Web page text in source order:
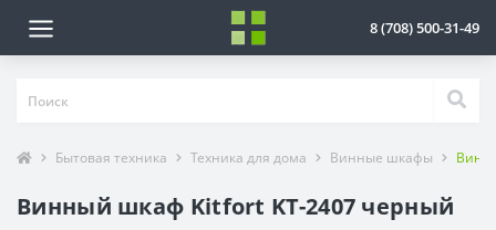
8 (708) 500-31-49
Бытовая техника Техника для дома Винные шкафы
Винный шкаф Kitfort KT-2407 черный